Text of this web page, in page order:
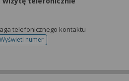
telefonicznego kontaktu
Wyświetl numertelefonu do rejestracji